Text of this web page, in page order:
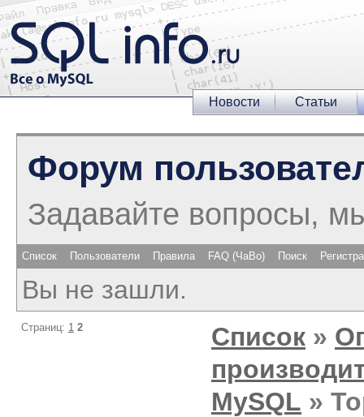
Новости Статьи
Форум
Задавайте вопросы,
Список Пользователи Правила FAQ (ЧаВо) Поиск
Вы не зашли.
Страниц: 1 2 Список »
MySQL »